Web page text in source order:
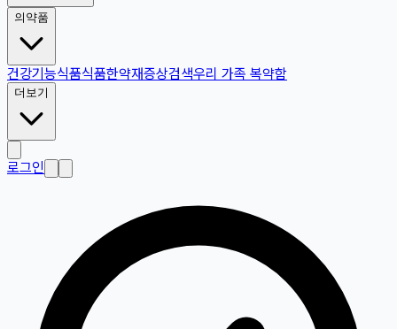
의약품
건강기능식품식품한약재증상검색우리 가족 복약함
더보기
로그인